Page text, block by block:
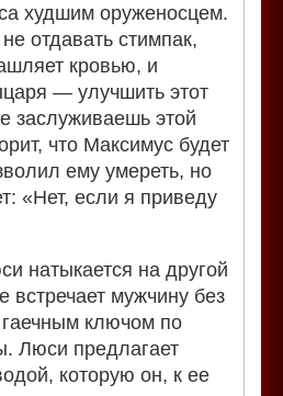
худшим оруженосцем.
отдавать стимпак,
кровью, и
— улучшить этот
заслуживаешь этой
что Максимус будет
ему умереть, но
«Нет, если я приведу
натыкается на другой
встречает мужчину без
ключом по
Люси предлагает
которую он, к ее